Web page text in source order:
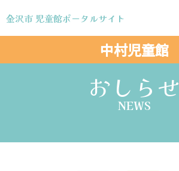
金沢市 児童館ポータルサイト
金沢市 児童館ポータルサイト
おしらせ
NEWS
中村児童館